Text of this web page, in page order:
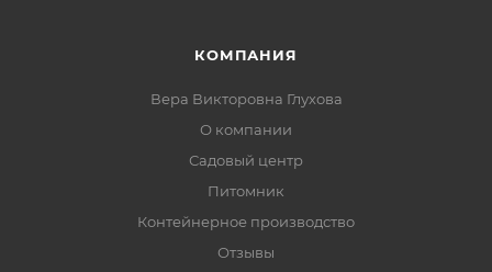
КОМПАНИЯ
Вера Викторовна Глухова
О компании
Садовый центр
Питомник
Контейнерное производство
Отзывы